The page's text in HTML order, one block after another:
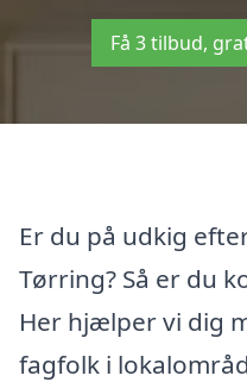
Få 3 tilbud,
Er du på udkig
Tørring? Så er du
Her hjælper vi dig
fagfolk i